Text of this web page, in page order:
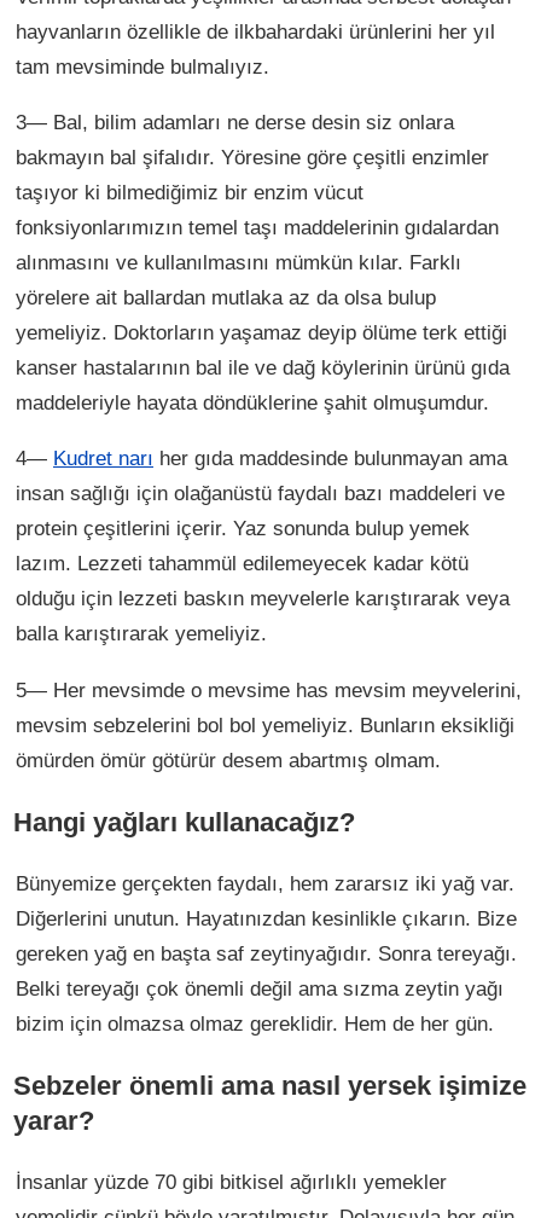
hayvanların özellikle de ilkbahardaki ürünlerini her yıl
tam mevsiminde bulmalıyız.
3— Bal, bilim adamları ne derse desin siz onlara
bakmayın bal şifalıdır. Yöresine göre çeşitli enzimler
taşıyor ki bilmediğimiz bir enzim vücut
fonksiyonlarımızın temel taşı maddelerinin gıdalardan
alınmasını ve kullanılmasını mümkün kılar. Farklı
yörelere ait ballardan mutlaka az da olsa bulup
yemeliyiz. Doktorların yaşamaz deyip ölüme terk ettiği
kanser hastalarının bal ile ve dağ köylerinin ürünü gıda
maddeleriyle hayata döndüklerine şahit olmuşumdur.
4— Kudret narı her gıda maddesinde bulunmayan ama
insan sağlığı için olağanüstü faydalı bazı maddeleri ve
protein çeşitlerini içerir. Yaz sonunda bulup yemek
lazım. Lezzeti tahammül edilemeyecek kadar kötü
olduğu için lezzeti baskın meyvelerle karıştırarak veya
balla karıştırarak yemeliyiz.
5— Her mevsimde o mevsime has mevsim meyvelerini,
mevsim sebzelerini bol bol yemeliyiz. Bunların eksikliği
ömürden ömür götürür desem abartmış olmam.
Hangi yağları kullanacağız?
Bünyemize gerçekten faydalı, hem zararsız iki yağ var.
Diğerlerini unutun. Hayatınızdan kesinlikle çıkarın. Bize
gereken yağ en başta saf zeytinyağıdır. Sonra tereyağı.
Belki tereyağı çok önemli değil ama sızma zeytin yağı
bizim için olmazsa olmaz gereklidir. Hem de her gün.
Sebzeler önemli ama nasıl yersek işimize
yarar?
İnsanlar yüzde 70 gibi bitkisel ağırlıklı yemekler